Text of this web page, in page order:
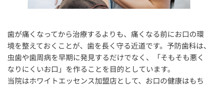
歯が痛くなってから治療するよりも、痛くなる前にお口の環
境を整えておくことが、歯を長く守る近道です。予防歯科は、
虫歯や歯周病を早期に発見するだけでなく、「そもそも悪く
なりにくいお口」を作ることを目的としています。
当院はホワイトエッセンス加盟店として、お口の健康はもち